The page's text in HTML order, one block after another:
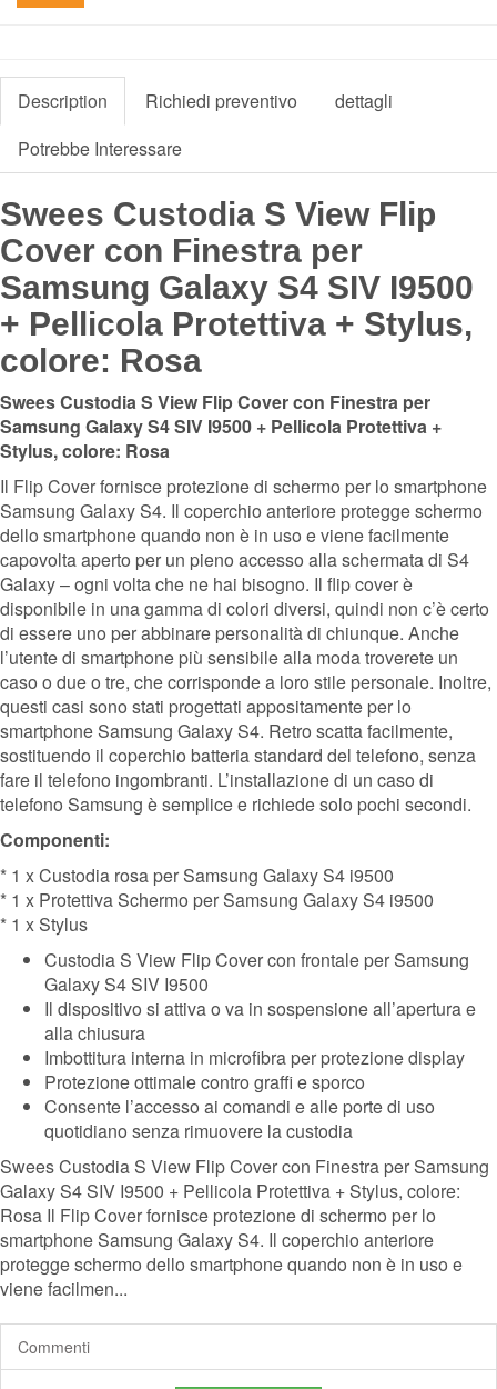
Description Richiedi preventivo
dettagli
Potrebbe Interessare
Swees Custodia S View Flip
Cover con Finestra per
Samsung Galaxy S4 SIV I9500
+ Pellicola Protettiva + Stylus,
colore: Rosa
Swees Custodia S View Flip Cover con Finestra per
Samsung Galaxy S4 SIV I9500 + Pellicola Protettiva +
Stylus, colore: Rosa
Il Flip Cover fornisce protezione di schermo per lo smartphone
Samsung Galaxy S4. Il coperchio anteriore protegge schermo
dello smartphone quando non è in uso e viene facilmente
capovolta aperto per un pieno accesso alla schermata di S4
Galaxy – ogni volta che ne hai bisogno. Il flip cover è
disponibile in una gamma di colori diversi, quindi non c’è certo
di essere uno per abbinare personalità di chiunque. Anche
l’utente di smartphone più sensibile alla moda troverete un
caso o due o tre, che corrisponde a loro stile personale. Inoltre,
questi casi sono stati progettati appositamente per lo
smartphone Samsung Galaxy S4. Retro scatta facilmente,
sostituendo il coperchio batteria standard del telefono, senza
fare il telefono ingombranti. L’installazione di un caso di
telefono Samsung è semplice e richiede solo pochi secondi.
Componenti:
* 1 x Custodia rosa per Samsung Galaxy S4 i9500
* 1 x Protettiva Schermo per Samsung Galaxy S4 i9500
* 1 x Stylus
Custodia S View Flip Cover con frontale per Samsung
Galaxy S4 SIV I9500
Il dispositivo si attiva o va in sospensione all’apertura e
alla chiusura
Imbottitura interna in microfibra per protezione display
Protezione ottimale contro graffi e sporco
Consente l’accesso ai comandi e alle porte di uso
quotidiano senza rimuovere la custodia
Swees Custodia S View Flip Cover con Finestra per Samsung
Galaxy S4 SIV I9500 + Pellicola Protettiva + Stylus, colore:
Rosa Il Flip Cover fornisce protezione di schermo per lo
smartphone Samsung Galaxy S4. Il coperchio anteriore
protegge schermo dello smartphone quando non è in uso e
viene facilmen...
Commenti